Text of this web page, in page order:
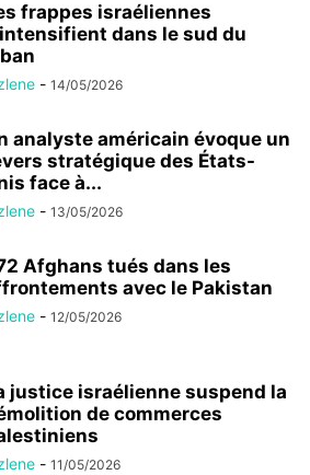
frappes israéliennes
dans le sud du
- 14/05/2026
analyste américain évoque un
stratégique des États-
face à...
- 13/05/2026
Afghans tués dans les
avec le Pakistan
- 12/05/2026
justice israélienne suspend la
de commerces
- 11/05/2026